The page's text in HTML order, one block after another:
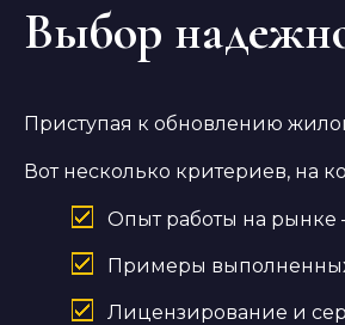
Выбор
Приступая к обновлению
Вот несколько критериев, на
Опыт работы на рынке
Примеры выполненных
Лицензирование и